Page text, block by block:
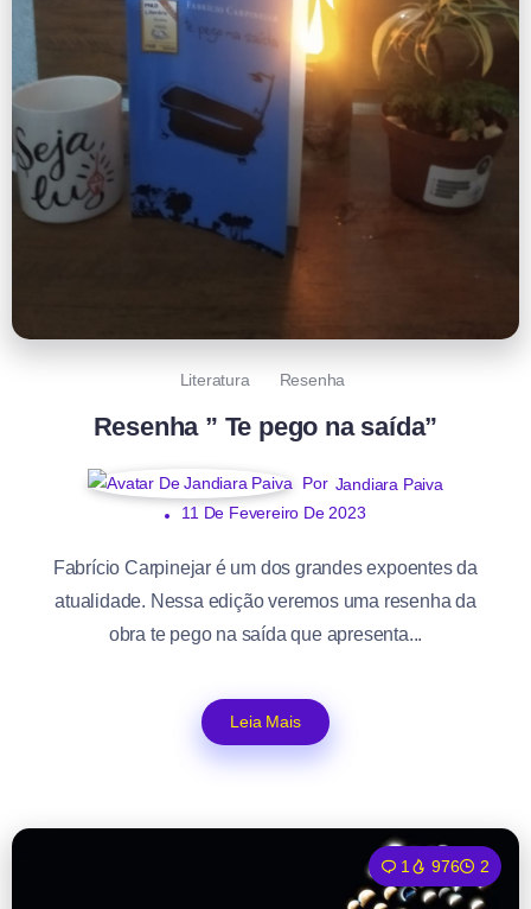
Literatura Resenha
Resenha ” Te pego na saída”
Por Jandiara Paiva
11 De Fevereiro De 2023
Fabrício Carpinejar é um dos grandes expoentes da
atualidade. Nessa edição veremos uma resenha da
obra te pego na saída que apresenta...
Leia Mais
1 976 2